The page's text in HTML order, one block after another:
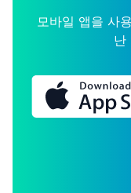
모바일 앱을 사
난